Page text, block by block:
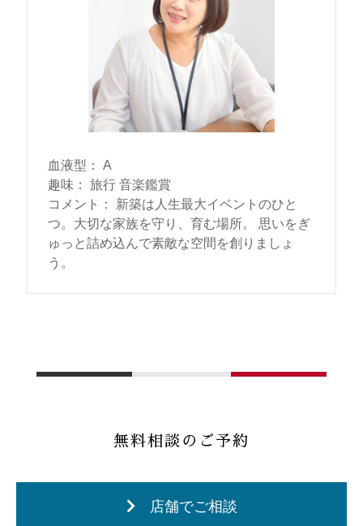
血液型 ：
A
趣味 ：
旅行 音楽鑑賞
コメント
：
新築は人生最大イベントのひと
つ。大切な家族を守り、育む場所。 思いをぎ
ゅっと詰め込んで素敵な空間を創りましょ
う。
無料相談のご予約
店舗でご相談